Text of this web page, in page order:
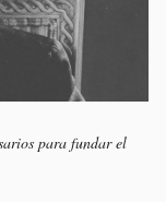
para fundar el